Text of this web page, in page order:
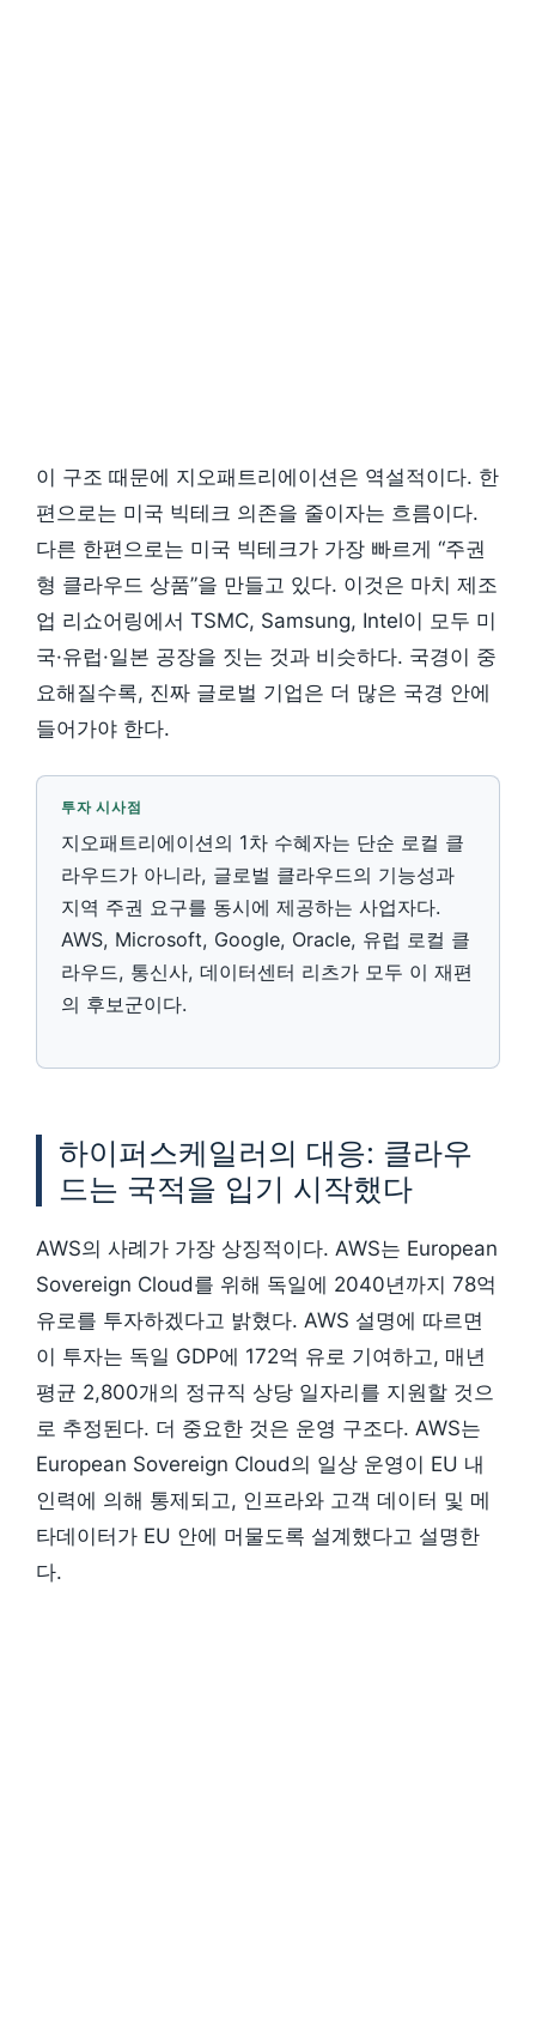
이 구조 때문에 지오패트리에이션은 역설적이다. 한
편으로는 미국 빅테크 의존을 줄이자는 흐름이다.
다른 한편으로는 미국 빅테크가 가장 빠르게 “주권
형 클라우드 상품”을 만들고 있다. 이것은 마치 제조
업 리쇼어링에서 TSMC, Samsung, Intel이 모두 미
국·유럽·일본 공장을 짓는 것과 비슷하다. 국경이 중
요해질수록, 진짜 글로벌 기업은 더 많은 국경 안에
들어가야 한다.
투자 시사점
지오패트리에이션의 1차 수혜자는 단순 로컬 클
라우드가 아니라, 글로벌 클라우드의 기능성과
지역 주권 요구를 동시에 제공하는 사업자다.
AWS, Microsoft, Google, Oracle, 유럽 로컬 클
라우드, 통신사, 데이터센터 리츠가 모두 이 재편
의 후보군이다.
하이퍼스케일러의 대응: 클라우
드는 국적을 입기 시작했다
AWS의 사례가 가장 상징적이다. AWS는 European
Sovereign Cloud를 위해 독일에 2040년까지 78억
유로를 투자하겠다고 밝혔다. AWS 설명에 따르면
이 투자는 독일 GDP에 172억 유로 기여하고, 매년
평균 2,800개의 정규직 상당 일자리를 지원할 것으
로 추정된다. 더 중요한 것은 운영 구조다. AWS는
European Sovereign Cloud의 일상 운영이 EU 내
인력에 의해 통제되고, 인프라와 고객 데이터 및 메
타데이터가 EU 안에 머물도록 설계했다고 설명한
다.